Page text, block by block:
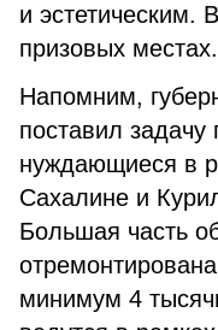
и эстетическим.
призовых местах.
Напомним,
поставил задачу
нуждающиеся в
Сахалине и
Большая часть
минимум 4